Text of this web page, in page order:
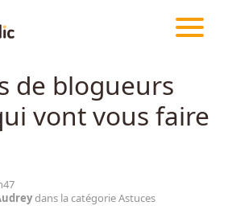
Créativité
ASTUCES
de blogueurs
vont vous faire
dans la catégorie Astuces